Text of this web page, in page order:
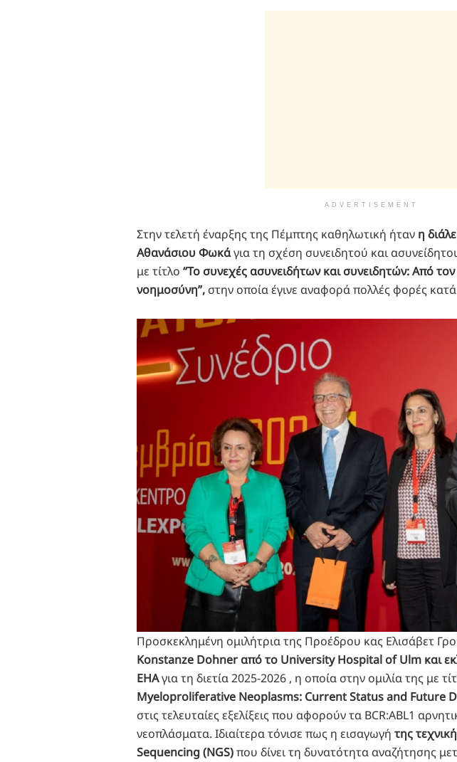
ADVERTISEMENT
Στην τελετή έναρξης της Πέμπτης καθηλωτική ήταν η
Αθανάσιου Φωκάγια τη σχέση συνειδητού και
με τίτλο “Το συνεχές ασυνειδήτων και συνειδητών: Από
νοημοσύνη”, στην οποία έγινε αναφορά πολλές φορές
Προσκεκλημένη ομιλήτρια της Προέδρου κας Ελισάβετ
Konstanze Dohner από το University Hospital of Ulm και
ΕΗΑγια τη διετία 2025-2026 , η οποία στην ομιλία της με
Myeloproliferative Neoplasms: Current Status and Future
στις τελευταίες εξελίξεις που αφορούν τα BCR:ABL1
νεοπλάσματα. Ιδιαίτερα τόνισε πως η εισαγωγή της
Sequencing (NGS)που δίνει τη δυνατότητα αναζήτησης